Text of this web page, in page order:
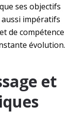
ses objectifs
impératifs
de compétence
évolution.
et